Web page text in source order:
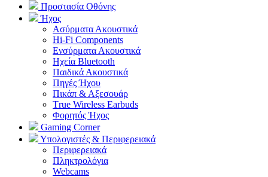
Προστασία Οθόνης
Ήχος
Ασύρματα Ακουστικά
Hi-Fi Components
Ενσύρματα Ακουστικά
Ηχεία Bluetooth
Παιδικά Ακουστικά
Πηγές Ήχου
Πικάπ & Αξεσουάρ
Τrue Wireless Earbuds
Φορητός Ήχος
Gaming Corner
Υπολογιστές & Περιφερειακά
Περιφερειακά
Πληκτρολόγια
Webcams